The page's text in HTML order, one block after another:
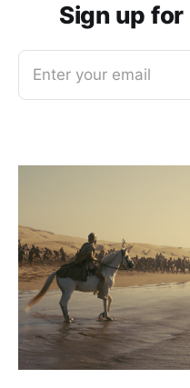
Sign up
Enter your email